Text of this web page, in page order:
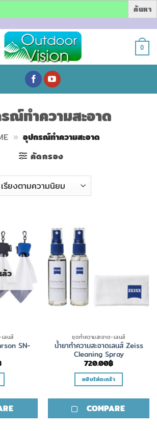
0
ณ์ทำความสะอาด
» อุปกรณ์ทำความสะอาด
คัดกรอง
ว
ลนส์
SN-
ชุดทำความสะอาด-เลนส์
น้ำยาทำความสะอาดเลนส์ Zeiss
Cleaning Spray
720.00฿
หยิบใส่ตะกร้า
COMPARE